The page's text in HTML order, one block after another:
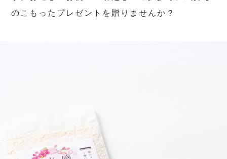
のこもったプレゼントを贈りませんか？